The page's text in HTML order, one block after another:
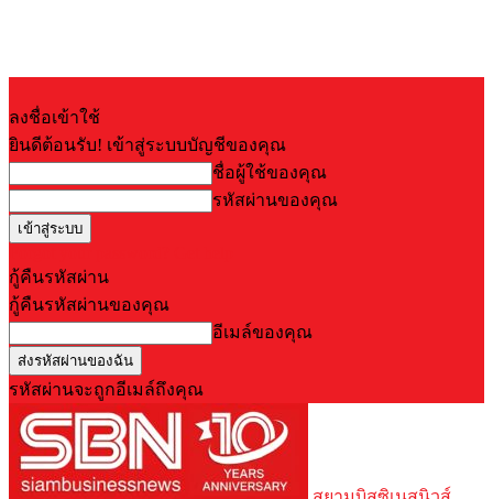
ลงชื่อเข้าใช้
ยินดีต้อนรับ! เข้าสู่ระบบบัญชีของคุณ
ชื่อผู้ใช้ของคุณ
รหัสผ่านของคุณ
กู้คืนรหัสผ่าน
กู้คืนรหัสผ่านของคุณ
อีเมล์ของคุณ
รหัสผ่านจะถูกอีเมล์ถึงคุณ